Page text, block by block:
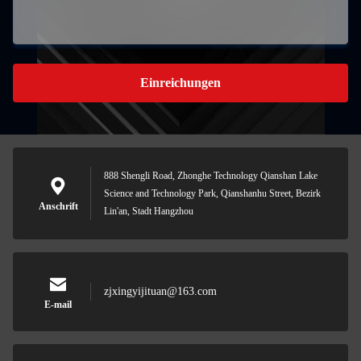
Einreichungen
Anschrift
888 Shengli Road, Zhonghe Technology Qianshan Lake
Science and Technology Park, Qianshanhu Street, Bezirk
Lin'an, Stadt Hangzhou
E-mail
zjxingyijituan@163.com